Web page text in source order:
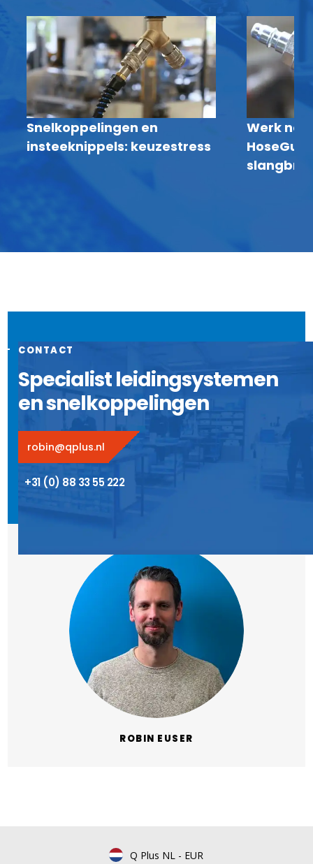
Snelkoppelingen en
insteeknippels: keuzestress
Werk
CONTACT
Specialist leidingsystemen
en snelkoppelingen
robin@qplus.nl
+31 (0) 88 33 55 222
ROBIN EUSER
Q Plus NL - EUR